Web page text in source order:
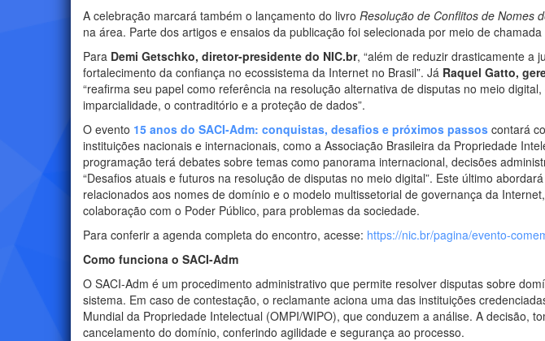
A celebração marcará também o lançamento do livro Resolução de Conflitos de Nomes
na área. Parte dos artigos e ensaios da publicação foi selecionada por meio de
Para Demi Getschko, diretor-presidente do NIC.br, “além de reduzir drasticamente a
fortalecimento da confiança no ecossistema da Internet no Brasil”. Já Raquel Gatto,
“reafirma seu papel como referência na resolução alternativa de disputas no meio
imparcialidade, o contraditório e a proteção de dados”.
O evento 15 anos do SACI-Adm: conquistas, desafios e próximos passos contará
instituições nacionais e internacionais, como a Associação Brasileira da Propriedade
programação terá debates sobre temas como panorama internacional, decisões
“Desafios atuais e futuros na resolução de disputas no meio digital”. Este último
relacionados aos nomes de domínio e o modelo multissetorial de governança da
colaboração com o Poder Público, para problemas da sociedade.
Para conferir a agenda completa do encontro, acesse: https://nic.br/pagina/evento-
Como funciona o SACI-Adm
O SACI-Adm é um procedimento administrativo que permite resolver disputas sobre
sistema. Em caso de contestação, o reclamante aciona uma das instituições
Mundial da Propriedade Intelectual (OMPI/WIPO), que conduzem a análise. A decisão,
cancelamento do domínio, conferindo agilidade e segurança ao processo.